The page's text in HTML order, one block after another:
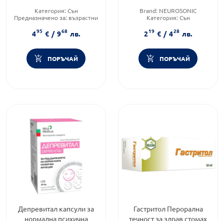
Категория: Сън
Предназначено за: възрастни
495 € / 968 лв.
ПОРЪЧАЙ
Brand: NEUROSONIC
Категория: Сън
219 € / 428 лв.
ПОРЪЧАЙ
Депревитал капсули за
нормална психична
Гастритол Перорална
течност за здрав стомах